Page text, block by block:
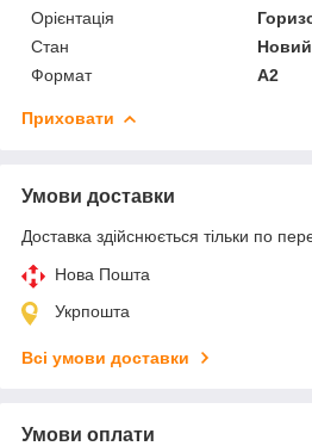
Орієнтація
Стан
Новий
Формат
A2
Приховати
Умови доставки
Доставка здійснюється тільки по
Нова Пошта
Укрпошта
Всі умови доставки
Умови оплати